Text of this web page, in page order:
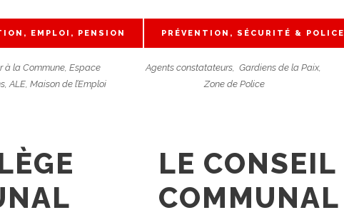
EMPLOI, PENSION
à la Commune, Espace
ALE, Maison de l’Emploi
PRÉVENTION, SÉCURITÉ & POLICE
Agents constatateurs, Gardiens de la Paix,
Zone de Police
LE CONSEIL
COMMUNAL